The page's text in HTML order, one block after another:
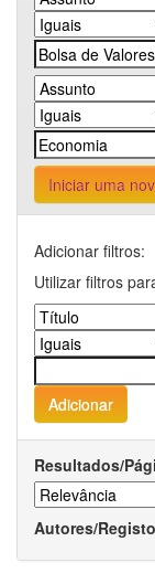
Iniciar uma
Adicionar filtros:
Utilizar filtros
Resultados/
Autores/Registo